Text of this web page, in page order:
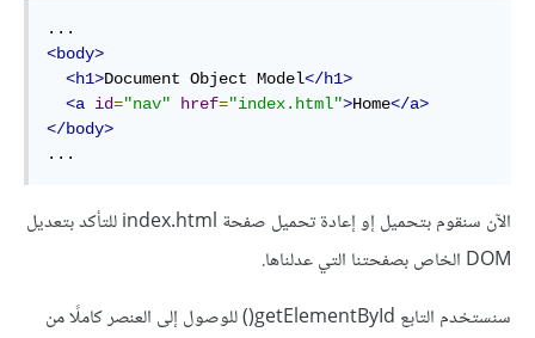
<body>
<h1>Document Object Model</h1>
<a id="nav" href="index.html">Home</a>
</body>
...
الآن سنقوم بتحميل إو إعادة تحميل صفحة index.html للتأكد بتعديل
DOM الخاص بصفحتنا التي عدلناها.
سنستخدم التابع getElementById() للوصول إلى العنصر كاملًا من